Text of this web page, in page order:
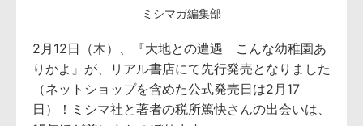
ミシマガ編集部
2月12日（木）、『大地との遭遇 こんな幼稚園あ
りかよ』が、リアル書店にて先行発売となりました
（ネットショップを含めた公式発売日は2月17
日）！ミシマ社と著者の税所篤快さんの出会いは、